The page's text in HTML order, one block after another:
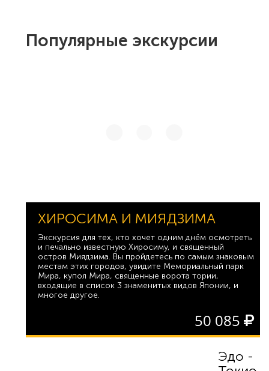
Популярные экскурсии
ХИРОСИМА И МИЯДЗИМА
Экскурсия для тех, кто хочет одним днём осмотреть
и печально известную Хиросиму, и священный
остров Миядзима. Вы пройдетесь по самым знаковым
местам этих городов, увидите Мемориальный парк
Мира, купол Мира, священные ворота тории,
входящие в список 3 знаменитых видов Японии, и
многое другое.
50 085
Эдо -